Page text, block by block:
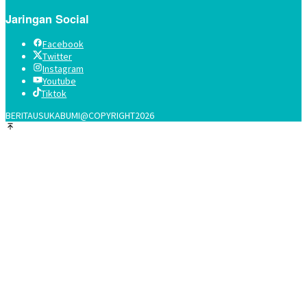
Jaringan Social
Facebook
Twitter
Instagram
Youtube
Tiktok
BERITAUSUKABUMI@COPYRIGHT2026